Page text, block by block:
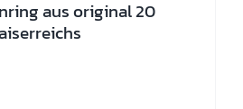
aus original 20